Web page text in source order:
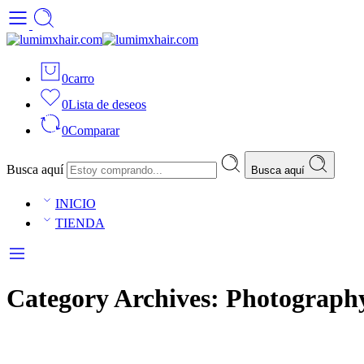
0carro
0Lista de deseos
0Comparar
Busca aquí Busca aquí
INICIO
TIENDA
Category Archives: